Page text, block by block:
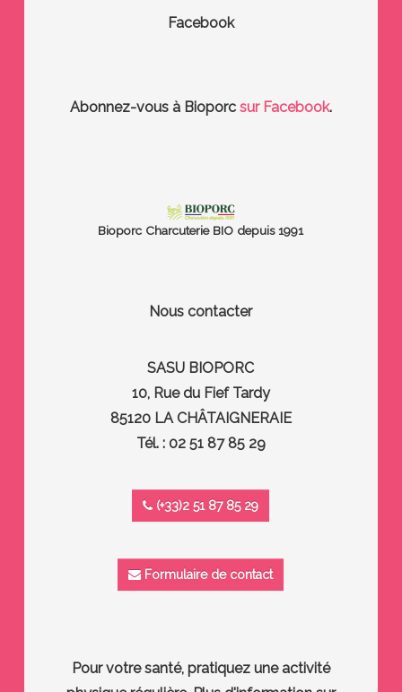
Facebook
Abonnez-vous à Bioporc sur Facebook.
Bioporc Charcuterie BIO depuis 1991
Nous contacter
SASU BIOPORC
10, Rue du Fief Tardy
85120 LA CHÂTAIGNERAIE
Tél. : 02 51 87 85 29
(+33)2 51 87 85 29
Formulaire de contact
Pour votre santé, pratiquez une activité